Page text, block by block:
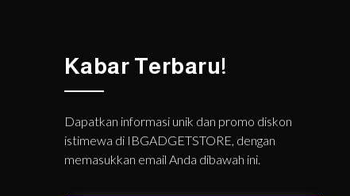
Kabar Terbaru!
Dapatkan informasi unik dan promo diskon
istimewa di IBGADGETSTORE, dengan
memasukkan email Anda dibawah ini.